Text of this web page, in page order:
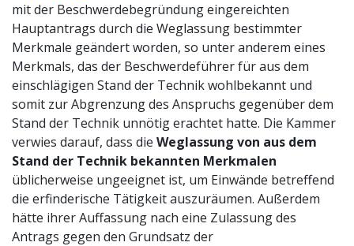
mit der Beschwerdebegründung eingereichten
Hauptantrags durch die Weglassung bestimmter
Merkmale geändert worden, so unter anderem eines
Merkmals, das der Beschwerdeführer für aus dem
einschlägigen Stand der Technik wohlbekannt und
somit zur Abgrenzung des Anspruchs gegenüber dem
Stand der Technik unnötig erachtet hatte. Die Kammer
verwies darauf, dass die Weglassung von aus dem
Stand der Technik bekannten Merkmalen
üblicherweise ungeeignet ist, um Einwände betreffend
die erfinderische Tätigkeit auszuräumen. Außerdem
hätte ihrer Auffassung nach eine Zulassung des
Antrags gegen den Grundsatz der